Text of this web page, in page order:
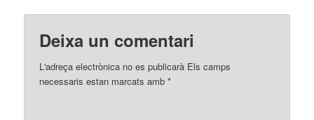
Deixa un comentari
L'adreça electrònica no es publicarà Els camps
necessaris estan marcats amb*